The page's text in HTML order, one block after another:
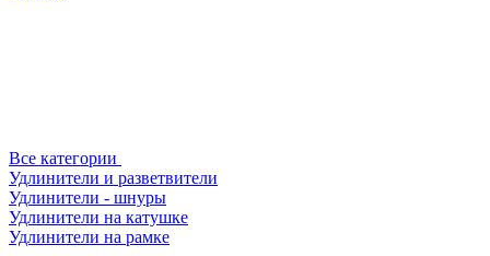
Все категории
Удлинители и разветвители
Удлинители - шнуры
Удлинители на катушке
Удлинители на рамке